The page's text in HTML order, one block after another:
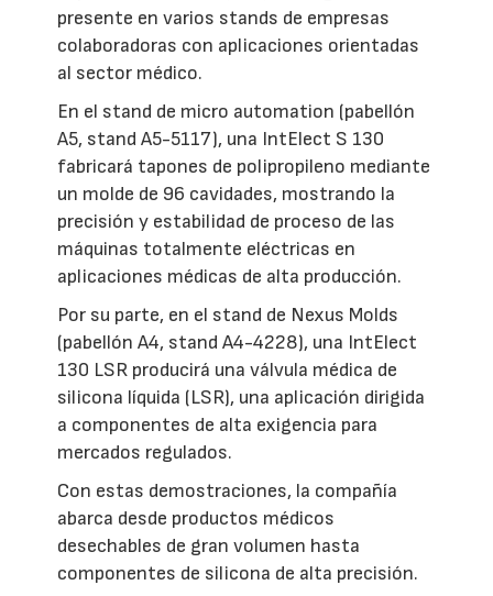
presente en varios stands de empresas
colaboradoras con aplicaciones orientadas
al sector médico.
En el stand de micro automation (pabellón
A5, stand A5-5117), una IntElect S 130
fabricará tapones de polipropileno mediante
un molde de 96 cavidades, mostrando la
precisión y estabilidad de proceso de las
máquinas totalmente eléctricas en
aplicaciones médicas de alta producción.
Por su parte, en el stand de Nexus Molds
(pabellón A4, stand A4-4228), una IntElect
130 LSR producirá una válvula médica de
silicona líquida (LSR), una aplicación dirigida
a componentes de alta exigencia para
mercados regulados.
Con estas demostraciones, la compañía
abarca desde productos médicos
desechables de gran volumen hasta
componentes de silicona de alta precisión.